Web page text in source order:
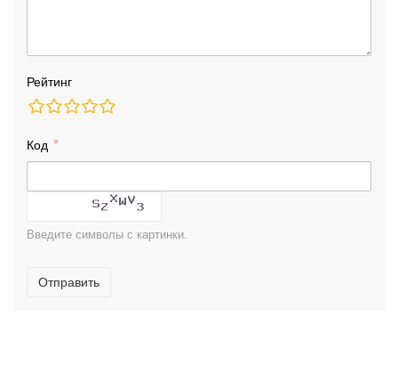
Рейтинг
Код
Введите символы с картинки.
Отправить